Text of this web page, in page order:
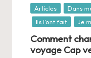
Posté
dans
Articles Dans
Ils l'ont fait
Je
Comment
voyage Cap